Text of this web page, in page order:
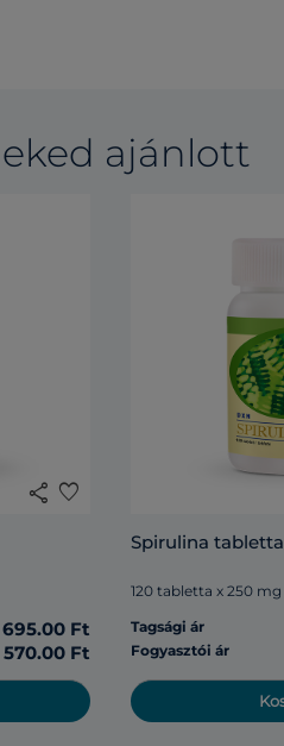
ajánlott
share favorite
Ft
570.00 Ft
Spirulina tabletta
120 tabletta x 250 mg
Tagsági ár
Fogyasztói ár